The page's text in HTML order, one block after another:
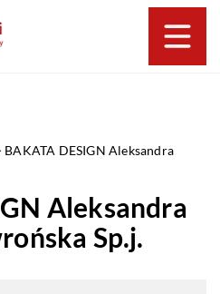
BAKATA DESIGN Aleksandra
Aleksandra
Sp.j.